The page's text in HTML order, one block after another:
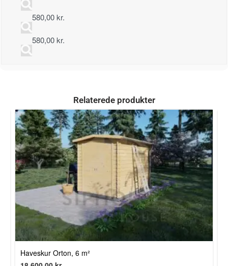
580,00kr.
580,00kr.
Relaterede produkter
Haveskur Orton, 6 m²